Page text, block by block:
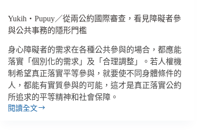
鍵
Yukih‧Pupuy／從兩公約國際審查，看見障礙者參
與公共事務的隱形門檻
身心障礙者的需求在各種公共參與的場合，都應能
落實「個別化的需求」及「合理調整」。若人權機
制希望真正落實平等參與，就要使不同身體條件的
人，都能有實質參與的可能，這才是真正落實公約
所追求的平等精神和社會保障。
閱讀全文
Yukih‧